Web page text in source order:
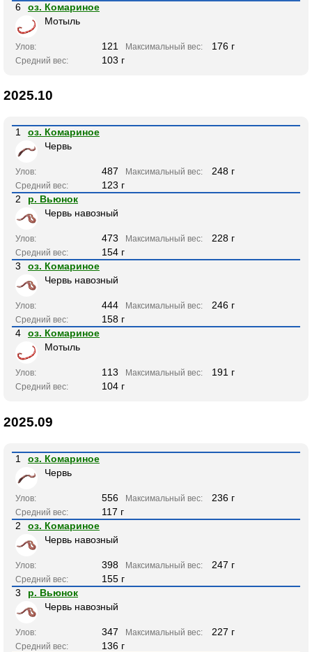
6
оз. Комариное
Мотыль
Улов: 121 Максимальный вес: 176 г
Средний вес: 103 г
2025.10
1
оз. Комариное
Червь
Улов: 487 Максимальный вес: 248 г
Средний вес:
123 г
2
р. Вьюнок
Червь навозный
Улов: 473 Максимальный вес: 228 г
Средний вес:
154 г
3
оз. Комариное
Червь навозный
Улов: 444 Максимальный вес: 246 г
Средний вес:
158 г
4
оз. Комариное
Мотыль
Улов: 113 Максимальный вес: 191 г
Средний вес: 104 г
2025.09
1
оз. Комариное
Червь
Улов: 556 Максимальный вес: 236 г
Средний вес:
117 г
2
оз. Комариное
Червь навозный
Улов: 398 Максимальный вес: 247 г
Средний вес:
155 г
3
р. Вьюнок
Червь навозный
Улов: 347 Максимальный вес: 227 г
Средний вес:
136 г